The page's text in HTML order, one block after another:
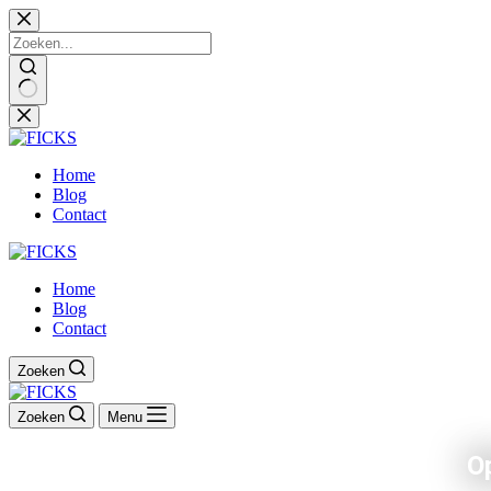
Ga
naar
de
inhoud
Home
Blog
Contact
Home
Blog
Contact
Zoeken
Zoeken Menu